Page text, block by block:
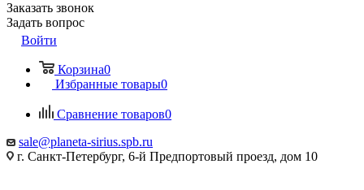
Заказать звонок
Задать вопрос
Войти
Корзина0
Избранные товары0
Сравнение товаров0
sale@planeta-sirius.spb.ru
г. Санкт-Петербург, 6-й Предпортовый проезд, дом 10